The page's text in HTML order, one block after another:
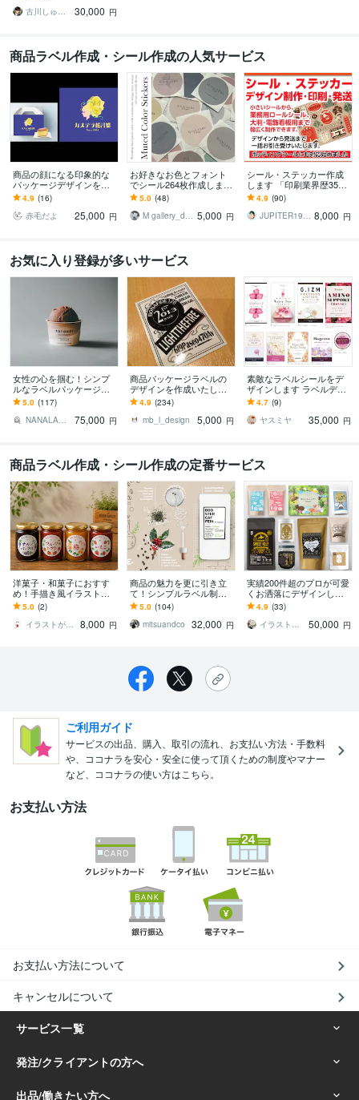
古川しゅうご
30,000 円
商品ラベル作成・シール作成の人気サービス
商品の顔になる印象的な
パッケージデザインを作
成ます パケ買いしていた
だけるようレトロでおし
ゃれなデザイン。
4.9 (16)
赤毛だよ
25,000 円
お好きなお色とフォント
でシール264枚作成します
ショップ名やお好きな文
字が入れられるくすみカ
ラーのシールです
5.0 (48)
M gallery_design 5,000 円
シール・ステッカー作成
します 「印刷業界歴35
年」プロの技術でお手伝
いいたします。
4.9 (90)
JUPITER1970 8,000 円
お気に入り登録が多いサービス
女性の心を掴む！シンプ
ルなラベルパッケージ承
ります 丁寧なヒアリング
で想いを乗せたデザイン
を
5.0 (117)
NANALABO DESIGN
75,000 円
商品パッケージラベルの
デザインを作成いたしま
す 商品のパッケージラベ
ルをデザインします！写
真入りも対応！
4.9 (234)
mb_l_design
5,000 円
素敵なラベルシールをデ
ザインします ラベルデザ
イン・シールデザインを
制作します
4.7 (9)
ヤスミヤ
35,000 円
商品ラベル作成・シール作成の定番サービス
洋菓子・和菓子におすす
め！手描き風イラスト作
ります 心惹かれるパッケ
ージで、商品を手に取っ
てもらいたい。
5.0 (2)
イラストが得意なデザイナー もぎ
8,000 円
商品の魅力を更に引き立
て！シンプルラベル制作
します 商品の海外進出を
考えている方にピッタリ
《横文字多めのラベル》
5.0 (104)
mitsuandco
32,000 円
実績200件超のプロが可愛
くお洒落にデザインしま
す 可愛い系からミニマル
まで＊イラストも得意＊
修正無制限
4.9 (33)
イラスト本舗（irasutohonpo）
50,000 円
ご利用ガイド
サービスの出品、購入、取引の流れ、お支払い方法・手数料
や、ココナラを安心・安全に使って頂くための制度やマナー
など、ココナラの使い方はこちら。
お支払い方法
お支払い方法について
キャンセルについて